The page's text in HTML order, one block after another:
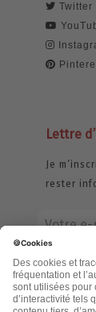
Twitter
Lettre
Je
rester
jamais